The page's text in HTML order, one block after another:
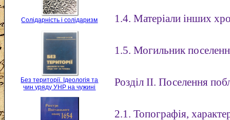
Солідарність і солідаризм
Без території. Ідеологія та
чин уряду УНР на чужині
1.4. Матеріали інших
1.5. Могильник
Розділ II. Поселення
2.1. Топографія,